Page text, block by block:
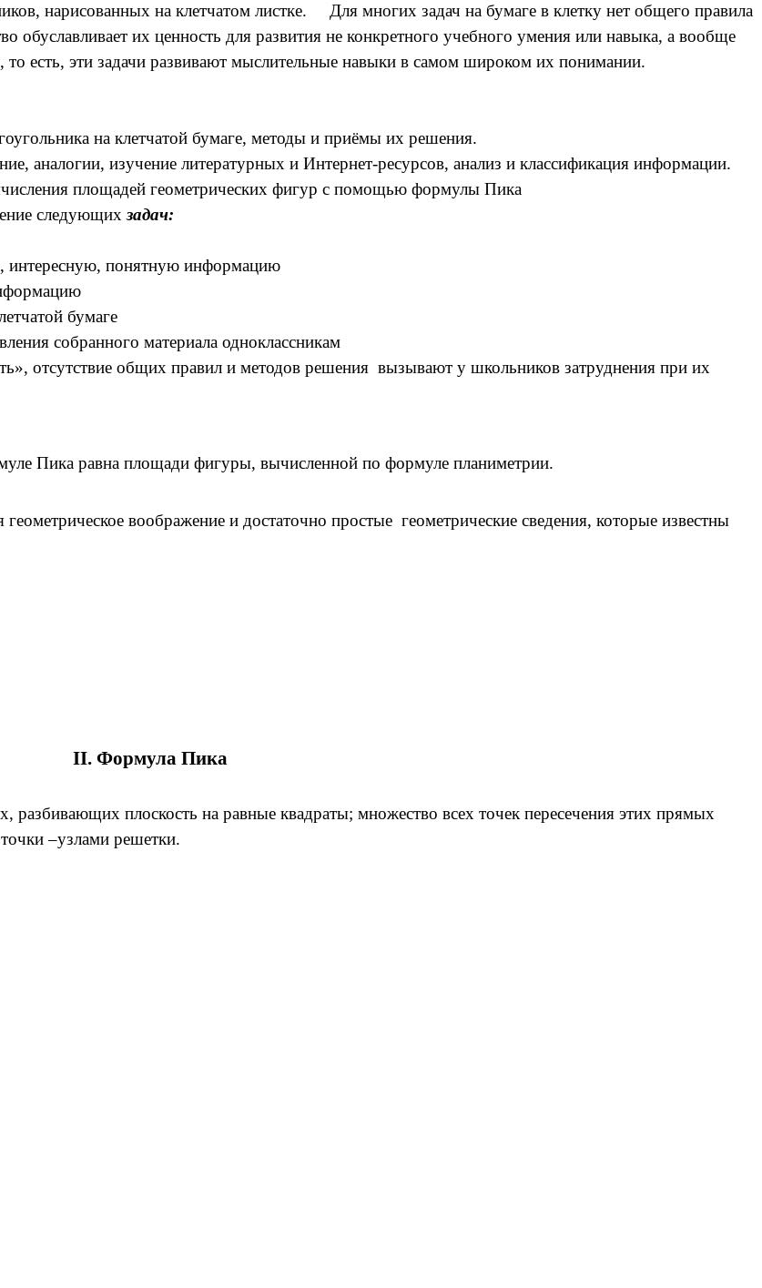
нарисованных на клетчатом листке. Для многих задач на бумаге в клетку нет общего правила
обуславливает их ценность для развития не конкретного учебного умения или навыка, а вообще
то есть, эти задачи развивают мыслительные навыки в самом широком их понимании.
на клетчатой бумаге, методы и приёмы их решения.
аналогии, изучение литературных и Интернет-ресурсов, анализ и классификация информации.
площадей геометрических фигур с помощью формулы Пика
следующихзадач:
интересную, понятную информацию
бумаге
собранного материала одноклассникам
отсутствие общих правил и методов решения вызывают у школьников затруднения при их
Пика равна площади фигуры, вычисленной по формуле планиметрии.
воображение и достаточно простые геометрические сведения, которые известны
II. Формула Пика
разбивающих плоскость на равные квадраты; множество всех точек пересечения этих прямых
–узлами решетки.